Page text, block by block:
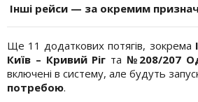
Інші рейси — за окремим
Ще 11 додаткових потягів, зокрема
Київ – Кривий Ріг та №208/207
включені в систему, але будуть
потребою.